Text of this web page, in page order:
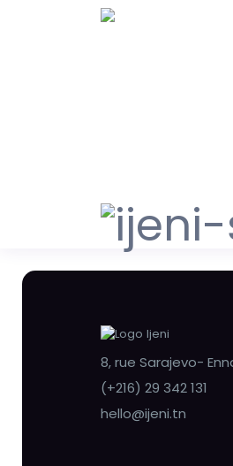
8, rue Sarajevo-
(+216) 29 342 131
hello@ijeni.tn